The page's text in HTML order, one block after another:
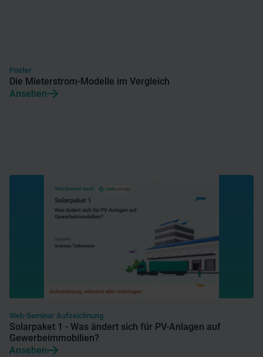
Poster
Die Mieterstrom-Modelle im Vergleich
Ansehen
Web-Seminar Aufzeichnung
Solarpaket 1 - Was ändert sich für PV-Anlagen auf
Gewerbeimmobilien?
Ansehen